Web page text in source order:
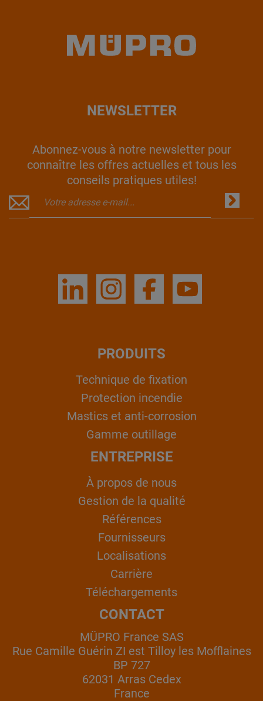
NEWSLETTER
Abonnez-vous à notre newsletter pour
connaître les offres actuelles et tous les
conseils pratiques utiles!
PRODUITS
Technique de fixation
Protection incendie
Mastics et anti-corrosion
Gamme outillage
ENTREPRISE
À propos de nous
Gestion de la qualité
Références
Fournisseurs
Localisations
Carrière
Téléchargements
CONTACT
MÜPRO France SAS
Rue Camille Guérin ZI est Tilloy les Mofflaines
BP 727
62031 Arras Cedex
France